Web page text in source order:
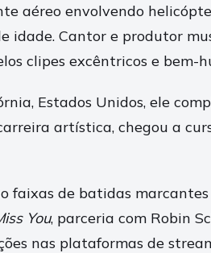
aéreo envolvendo
idade. Cantor e produtor
clipes excêntricos e bem-
Estados Unidos, ele
artística, chegou a
faixas de batidas
You, parceria com Robin
nas plataformas de